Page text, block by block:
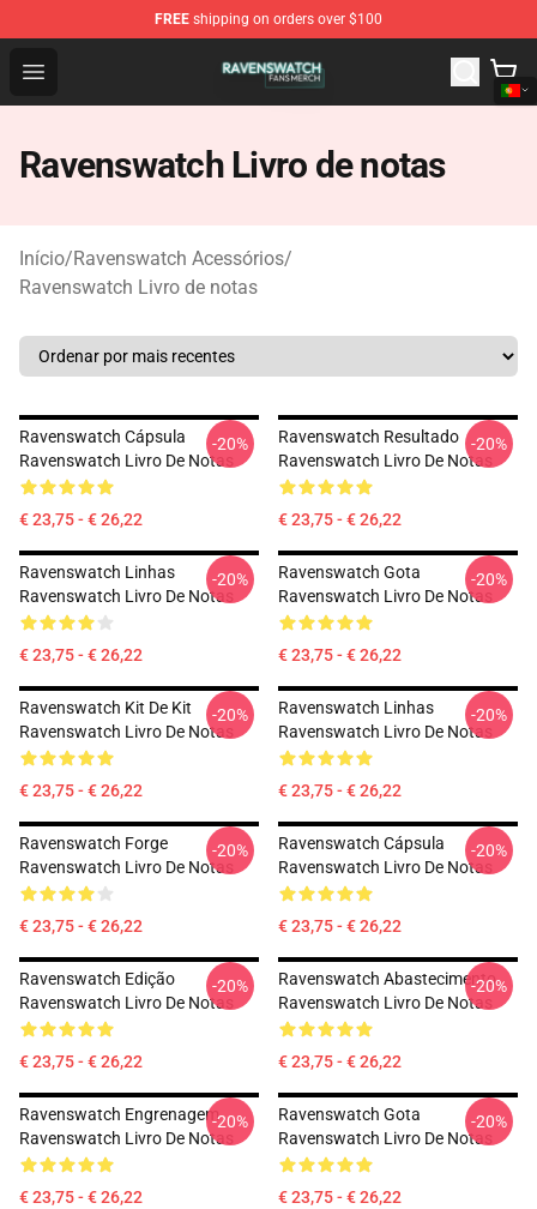
FREE shipping on orders over $100
Open menu
Ravenswatch Shop - Official Ravenswatch Merchandise
Ravenswatch Livro de notas
Início/Ravenswatch Acessórios/
Ravenswatch Livro de notas
Ravenswatch Cápsula
Ravenswatch Livro De Notas
€ 23,75 - € 26,22
-20%
Ravenswatch Resultado
Ravenswatch Livro De Notas
€ 23,75 - € 26,22
-20%
Ravenswatch Linhas
Ravenswatch Livro De Notas
€ 23,75 - € 26,22
-20%
Ravenswatch Gota
Ravenswatch Livro De Notas
€ 23,75 - € 26,22
-20%
Ravenswatch Kit De Kit
Ravenswatch Livro De Notas
€ 23,75 - € 26,22
-20%
Ravenswatch Linhas
Ravenswatch Livro De Notas
€ 23,75 - € 26,22
-20%
Ravenswatch Forge
Ravenswatch Livro De Notas
€ 23,75 - € 26,22
-20%
Ravenswatch Cápsula
Ravenswatch Livro De Notas
€ 23,75 - € 26,22
-20%
Ravenswatch Edição
Ravenswatch Livro De Notas
€ 23,75 - € 26,22
-20%
Ravenswatch Abastecimento
Ravenswatch Livro De Notas
€ 23,75 - € 26,22
-20%
Ravenswatch Engrenagem
Ravenswatch Livro De Notas
€ 23,75 - € 26,22
-20%
Ravenswatch Gota
Ravenswatch Livro De Notas
€ 23,75 - € 26,22
-20%